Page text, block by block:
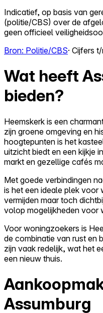
Indicatief, op basis van
(politie/CBS) over de
geen officieel
Bron: Politie/CBS· Cijfers
Wat heeft
bieden?
Heemskerk is een
zijn groene omgeving en
hoogtepunten is het
uitzicht biedt en een kijkje
markt en gezellige cafés
Met goede verbindingen
is het een ideale plek voor
vermijden maar toch
volop mogelijkheden voor
Voor woningzoekers is
de combinatie van rust en
zijn vaak redelijk, wat het
een nieuw thuis.
Assumburg